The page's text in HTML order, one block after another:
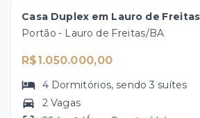
Casa Duplex em Lauro de Freitas
Portão - Lauro de Freitas/BA
R$1.050.000,00
4 Dormitórios, sendo3 suítes
2 Vagas